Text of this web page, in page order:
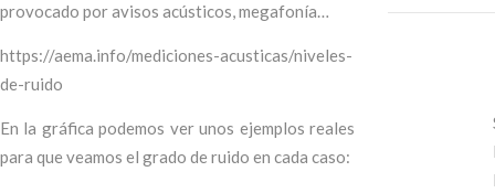
provocado por avisos acústicos, megafonía…
https://aema.info/mediciones-acusticas/niveles-
de-ruido
En la gráfica podemos ver unos ejemplos reales
para que veamos el grado de ruido en cada caso: